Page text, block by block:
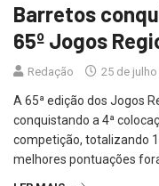
Barretos
65º Jogos
Redação 25 de
A 65ª edição dos Jogos
conquistando a 4ª
competição, totalizando
melhores pontuações